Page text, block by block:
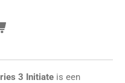
3 Initiate is een